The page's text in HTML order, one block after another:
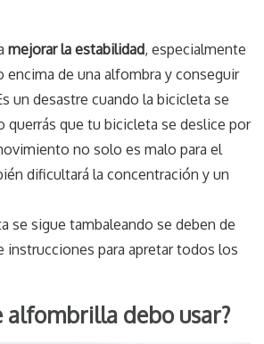
mejorar la estabilidad, especialmente
encima de una alfombra y conseguir
un desastre cuando la bicicleta se
querrás que tu bicicleta se deslice por
no solo es malo para el
dificultará la concentración y un
se sigue tambaleando se deben de
instrucciones para apretar todos los
alfombrilla debo usar?